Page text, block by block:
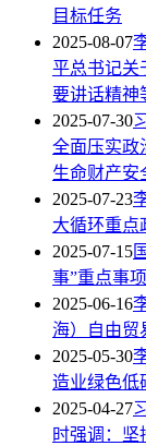
目标任务
2025-08-07
平总书记关
要讲话精神
2025-07-30
全面压实政
生命财产安
2025-07-23
大循环重点
2025-07-15
事”重点事
2025-06-16
海）自由贸
2025-05-30
造业绿色低
2025-04-27
时强调：坚